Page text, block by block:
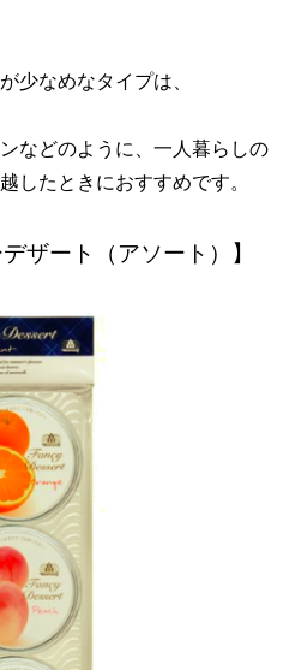
少なめなタイプは、
などのように、一人暮らしの
したときにおすすめです。
ザート（アソート）】